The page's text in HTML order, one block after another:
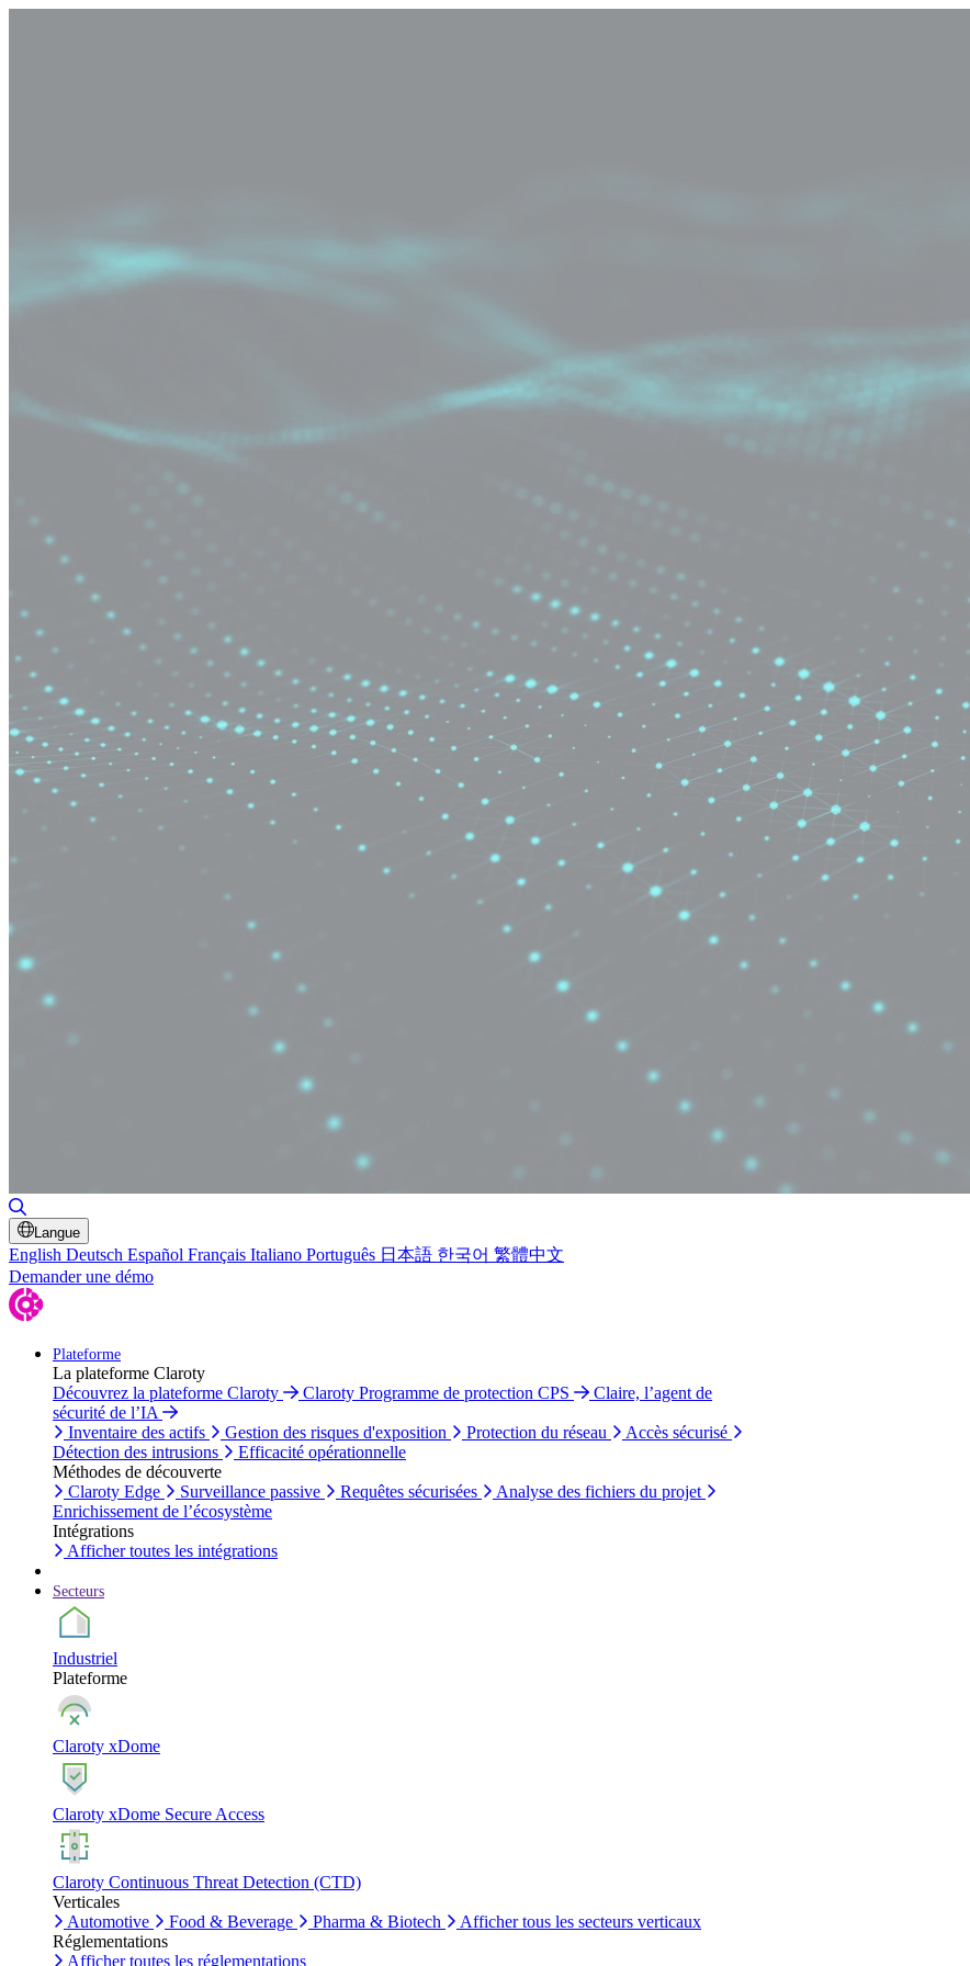
Langue
English Deutsch Español Français Italiano Português 日本語 한국어 繁體中文
Demander une démo
Plateforme
La plateforme Claroty
Découvrez la plateforme Claroty
Claroty Programme de protection CPS
Claire, l’agent de
sécurité de l’IA
Inventaire des actifs
Gestion des risques d'exposition Protection du réseau
Accès sécurisé
Détection des intrusions
Efficacité opérationnelle
Méthodes de découverte
Claroty Edge
Surveillance passive Requêtes sécurisées
Analyse des fichiers du projet
Enrichissement de l’écosystème
Intégrations
Afficher toutes les intégrations
Secteurs
Industriel
Plateforme
Claroty xDome
Claroty xDome Secure Access
Claroty Continuous Threat Detection (CTD)
Verticales
Automotive
Food & Beverage Pharma & Biotech
Afficher tous les secteurs verticaux
Réglementations
Afficher toutes les réglementations